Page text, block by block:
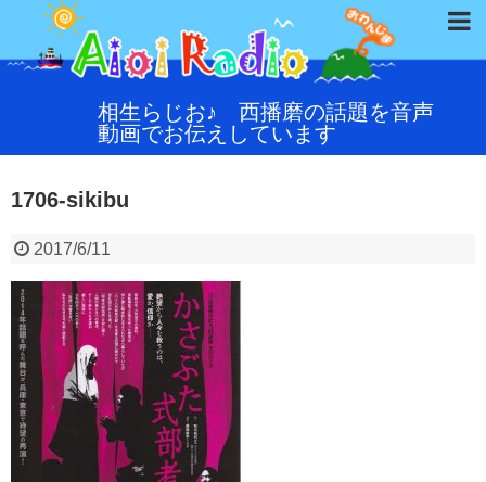
相生らじお♪ 西播磨の話題を音声
動画でお伝えしています
1706-sikibu
2017/6/11